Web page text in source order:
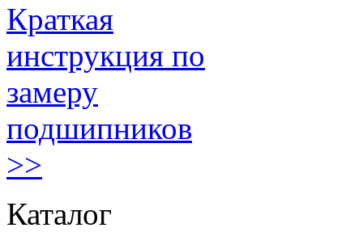
Краткая
инструкция по
замеру
подшипников
>>
Каталог